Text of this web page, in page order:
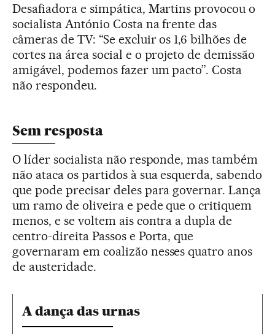
Desafiadora e simpática, Martins provocou o
socialista António Costa na frente das
câmeras de TV: “Se excluir os 1,6 bilhões de
cortes na área social e o projeto de demissão
amigável, podemos fazer um pacto”. Costa
não respondeu.
Sem resposta
O líder socialista não responde, mas também
não ataca os partidos à sua esquerda, sabendo
que pode precisar deles para governar. Lança
um ramo de oliveira e pede que o critiquem
menos, e se voltem ais contra a dupla de
centro-direita Passos e Porta, que
governaram em coalizão nesses quatro anos
de austeridade.
A dança das urnas